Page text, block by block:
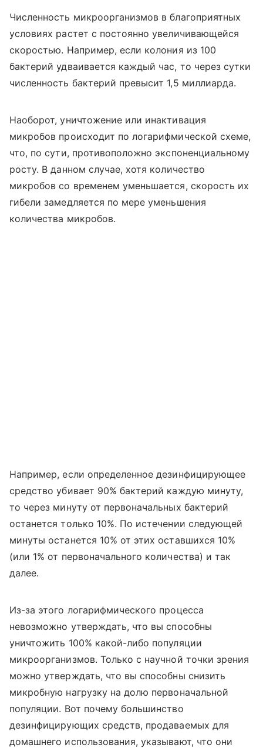
Численность микроорганизмов в благоприятных
условиях растет с постоянно увеличивающейся
скоростью. Например, если колония из 100
бактерий удваивается каждый час, то через сутки
численность бактерий превысит 1,5 миллиарда.
Наоборот, уничтожение или инактивация
микробов происходит по логарифмической схеме,
что, по сути, противоположно экспоненциальному
росту. В данном случае, хотя количество
микробов со временем уменьшается, скорость их
гибели замедляется по мере уменьшения
количества микробов.
Например, если определенное дезинфицирующее
средство убивает 90% бактерий каждую минуту,
то через минуту от первоначальных бактерий
останется только 10%. По истечении следующей
минуты останется 10% от этих оставшихся 10%
(или 1% от первоначального количества) и так
далее.
Из-за этого логарифмического процесса
невозможно утверждать, что вы способны
уничтожить 100% какой-либо популяции
микроорганизмов. Только с научной точки зрения
можно утверждать, что вы способны снизить
микробную нагрузку на долю первоначальной
популяции. Вот почему большинство
дезинфицирующих средств, продаваемых для
домашнего использования, указывают, что они